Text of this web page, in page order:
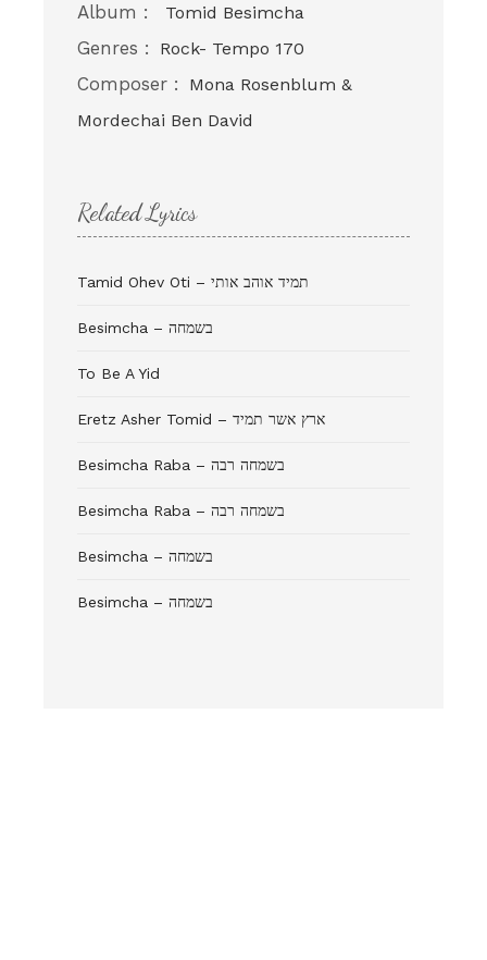
Album : Tomid Besimcha
Genres : Rock- Tempo 170
Composer :
Mona Rosenblum &
Mordechai Ben David
Related Lyrics
Tamid Ohev Oti – תמיד אוהב אותי
Besimcha – בשמחה
To Be A Yid
Eretz Asher Tomid – ארץ אשר תמיד
Besimcha Raba – בשמחה רבה
Besimcha Raba – בשמחה רבה
Besimcha – בשמחה
Besimcha – בשמחה